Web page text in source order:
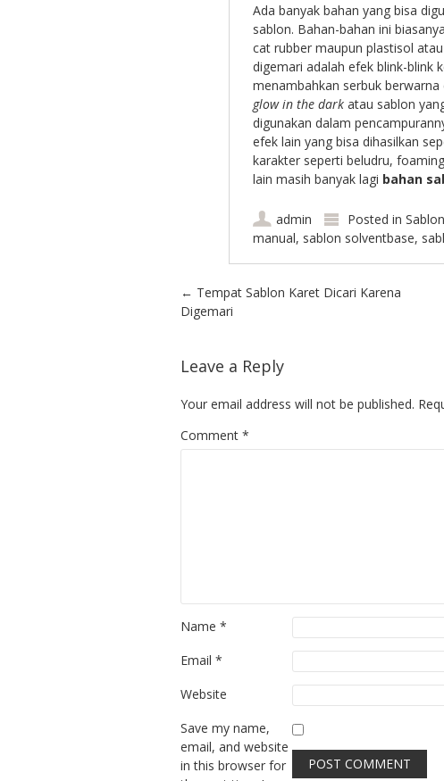
Ada banyak bahan yang bisa
sablon. Bahan-bahan ini
cat rubber maupun plastisol
digemari adalah efek blink-blink
menambahkan serbuk
glow in the dark atau sablon
digunakan dalam
efek lain yang bisa dihasilkan
karakter seperti beludru,
lain masih banyak lagi bahan
admin Posted in
manual, sablon solventbase,
Post navigation
← Tempat Sablon Karet Dicari Karena
Digemari
Leave a Reply
Your email address will not be published.
Comment *
Name *
Email *
Website
Save my name,
email, and website
in this browser for